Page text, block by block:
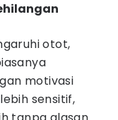
otot,
motivasi
sensitif,